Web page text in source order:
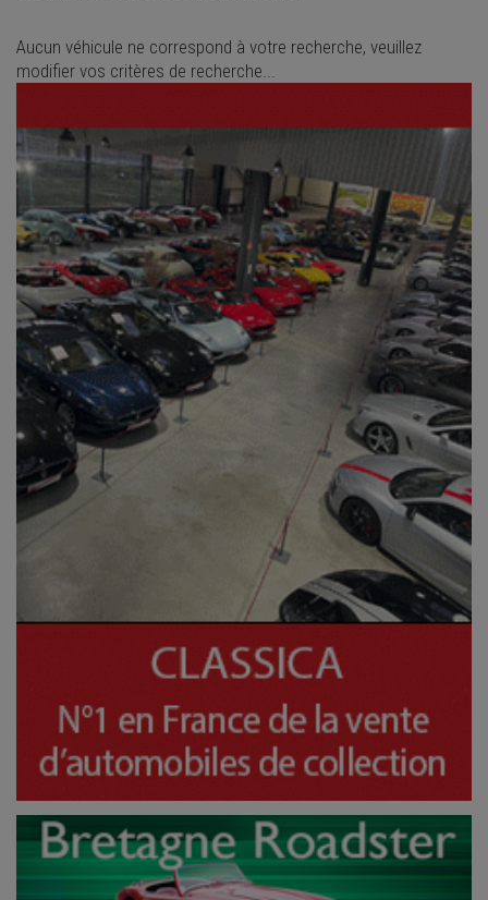
Aucun véhicule ne correspond à votre recherche, veuillez
modifier vos critères de recherche...